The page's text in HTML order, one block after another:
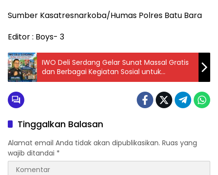
Sumber Kasatresnarkoba/Humas Polres Batu Bara
Editor : Boys- 3
IWO Deli Serdang Gelar Sunat Massal Gratis
dan Berbagai Kegiatan Sosial untuk
Masyarakat
Tinggalkan Balasan
Alamat email Anda tidak akan dipublikasikan. Ruas yang
wajib ditandai *